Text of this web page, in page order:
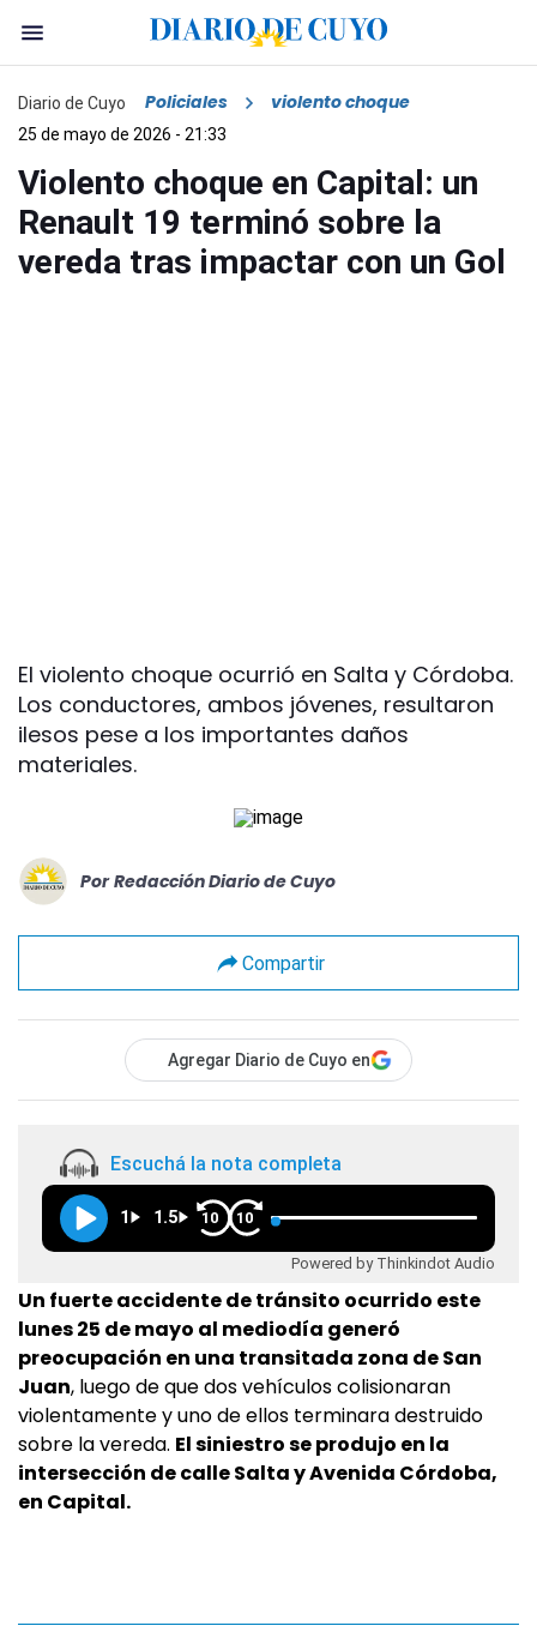
Diario de Cuyo Policiales violento choque
25 de mayo de 2026 - 21:33
Violento choque en Capital: un
Renault 19 terminó sobre la
vereda tras impactar con un Gol
El violento choque ocurrió en Salta y Córdoba.
Los conductores, ambos jóvenes, resultaron
ilesos pese a los importantes daños
materiales.
Por Redacción Diario de Cuyo
Compartir
Agregar Diario de Cuyo en
Escuchá la nota completa
1 1.5 10 10
Powered by Thinkindot Audio
Un fuerte accidente de tránsito ocurrido este
lunes 25 de mayo al mediodía generó
preocupación en una transitada zona de San
Juan, luego de que dos vehículos colisionaran
violentamente y uno de ellos terminara destruido
sobre la vereda. El siniestro se produjo en la
intersección de calle Salta y Avenida Córdoba,
en Capital.